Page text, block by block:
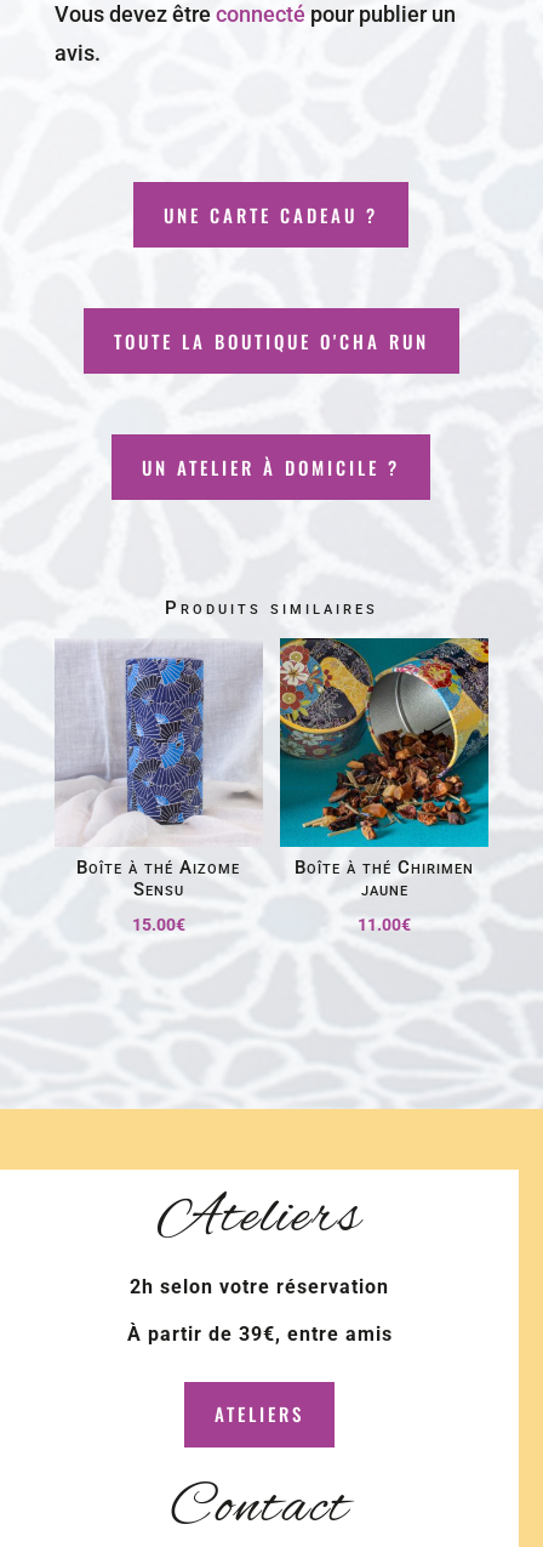
Vous devez êtreconnecté pour publier un
avis.
UNE CARTE CADEAU ?
TOUTE LA BOUTIQUE O'CHA RUN
UN ATELIER À DOMICILE ?
Produits similaires
Boîte à thé Aizome
Sensu
15.00€
Boîte à thé Chirimen
jaune
11.00€
Ateliers
2h selon votre réservation
À partir de 39€, entre amis
ATELIERS
Contact